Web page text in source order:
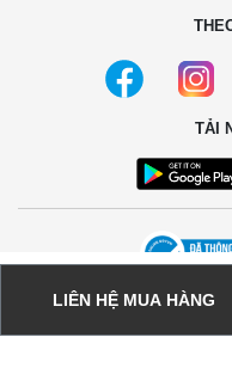
LIÊN HỆ MUA HÀNG
TẢI
© 2020 - Bản quyền